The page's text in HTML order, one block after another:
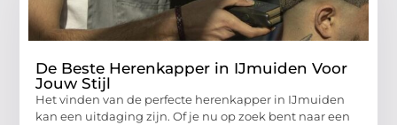
De Beste Herenkapper in IJmuiden Voor
Jouw Stijl
Het vinden van de perfecte herenkapper in IJmuiden
kan een uitdaging zijn. Of je nu op zoek bent naar een